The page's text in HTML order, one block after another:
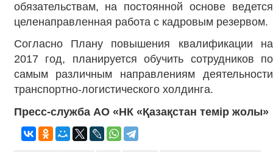
обязательствам, на постоянной основе ведется
целенаправленная работа с кадровым резервом.
Согласно Плану повышения квалификации на
2017 год, планируется обучить сотрудников по
самым различным направлениям деятельности
транспортно-логистического холдинга.
Пресс-служба АО «НК «Қазақстан темір жолы»